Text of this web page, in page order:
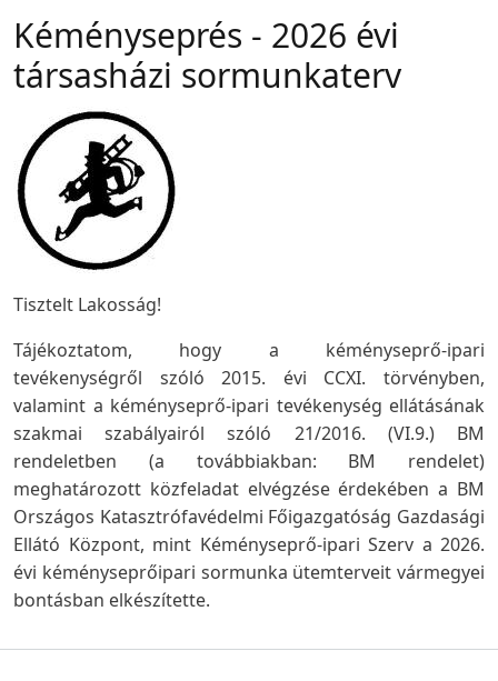
Kéményseprés - 2026 évi
társasházi sormunkaterv
Tisztelt Lakosság!
Tájékoztatom, hogy a kéményseprő-ipari
tevékenységről szóló 2015. évi CCXI. törvényben,
valamint a kéményseprő-ipari tevékenység ellátásának
szakmai szabályairól szóló 21/2016. (VI.9.) BM
rendeletben (a továbbiakban: BM rendelet)
meghatározott közfeladat elvégzése érdekében a BM
Országos Katasztrófavédelmi Főigazgatóság Gazdasági
Ellátó Központ, mint Kéményseprő-ipari Szerv a 2026.
évi kéményseprőipari sormunka ütemterveit vármegyei
bontásban elkészítette.